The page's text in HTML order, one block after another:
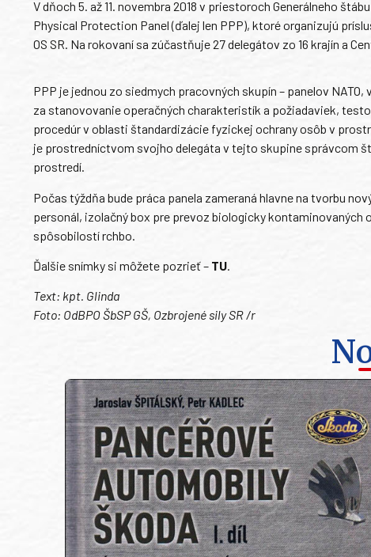
V dňoch 5. až 11. novembra 2018 v priestoroch Generálneho
Physical Protection Panel (ďalej len PPP), ktoré organizujú
OS SR. Na rokovaní sa zúčastňuje 27 delegátov zo 16 krajín a
PPP je jednou zo siedmych pracovných skupín – panelov
za stanovovanie operačných charakteristík a požiadaviek,
procedúr v oblasti štandardizácie fyzickej ochrany osôb v
je prostredníctvom svojho delegáta v tejto skupine správcom
prostredí.
Počas týždňa bude práca panela zameraná hlavne na tvorbu
personál, izolačný box pre prevoz biologicky
spôsobilostí rchbo.
Ďalšie snímky si môžete pozrieť – TU.
Text: kpt. Glinda
Foto: OdBPO ŠbSP GŠ, Ozbrojené sily SR /r